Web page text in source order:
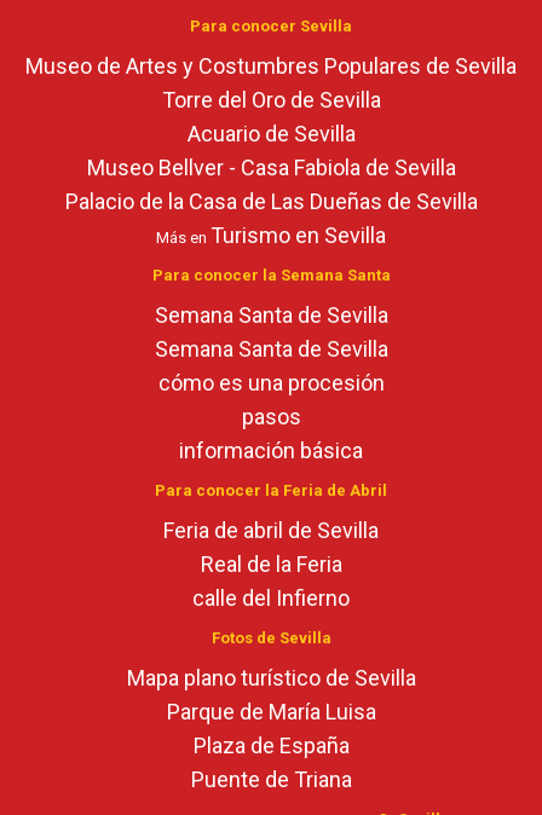
Para conocer Sevilla
Museo de Artes y Costumbres Populares de Sevilla
Torre del Oro de Sevilla
Acuario de Sevilla
Museo Bellver - Casa Fabiola de Sevilla
Palacio de la Casa de Las Dueñas de Sevilla
Más en Turismo en Sevilla
Para conocer la Semana Santa
Semana Santa de Sevilla
Semana Santa de Sevilla
cómo es una procesión
pasos
información básica
Para conocer la Feria de Abril
Feria de abril de Sevilla
Real de la Feria
calle del Infierno
Fotos de Sevilla
Mapa plano turístico de Sevilla
Parque de María Luisa
Plaza de España
Puente de Triana